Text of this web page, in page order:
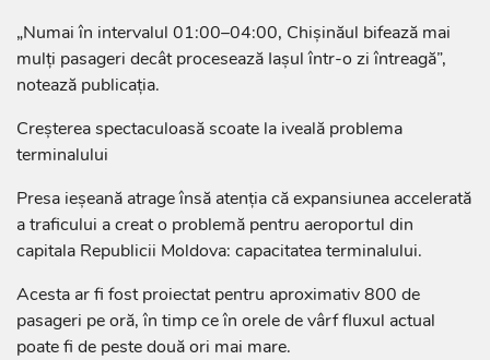
„Numai în intervalul 01:00–04:00, Chișinăul bifează mai
mulți pasageri decât procesează Iașul într-o zi întreagă”,
notează publicația.
Creșterea spectaculoasă scoate la iveală problema
terminalului
Presa ieșeană atrage însă atenția că expansiunea accelerată
a traficului a creat o problemă pentru aeroportul din
capitala Republicii Moldova: capacitatea terminalului.
Acesta ar fi fost proiectat pentru aproximativ 800 de
pasageri pe oră, în timp ce în orele de vârf fluxul actual
poate fi de peste două ori mai mare.